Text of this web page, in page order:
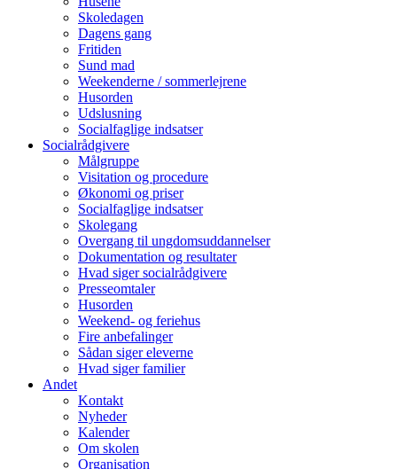
Skoledagen
Dagens gang
Fritiden
Sund mad
Weekenderne / sommerlejrene
Husorden
Udslusning
Socialfaglige indsatser
Socialrådgivere
Målgruppe
Visitation og procedure
Økonomi og priser
Socialfaglige indsatser
Skolegang
Overgang til ungdomsuddannelser
Dokumentation og resultater
Hvad siger socialrådgivere
Presseomtaler
Husorden
Weekend- og feriehus
Fire anbefalinger
Sådan siger eleverne
Hvad siger familier
Andet
Kontakt
Nyheder
Kalender
Om skolen
Organisation